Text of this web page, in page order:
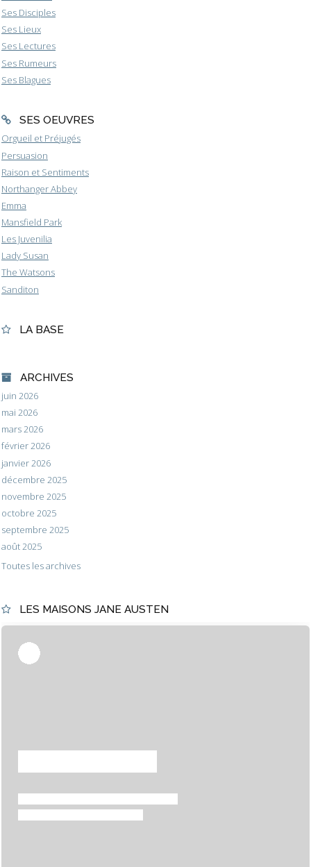
Ses Disciples
Ses Lieux
Ses Lectures
Ses Rumeurs
Ses Blagues
SES OEUVRES
Orgueil et Préjugés
Persuasion
Raison et Sentiments
Northanger Abbey
Emma
Mansfield Park
Les Juvenilia
Lady Susan
The Watsons
Sanditon
LA BASE
ARCHIVES
juin 2026
mai 2026
mars 2026
février 2026
janvier 2026
décembre 2025
novembre 2025
octobre 2025
septembre 2025
août 2025
Toutes les archives
LES MAISONS JANE AUSTEN